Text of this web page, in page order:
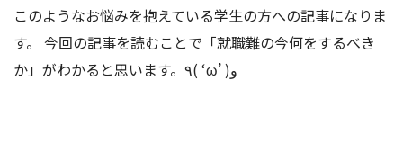
このようなお悩みを抱えている学生の方への記事になりま
す。 今回の記事を読むことで「就職難の今何をするべき
か」がわかると思います。٩( ‘ω’ )و